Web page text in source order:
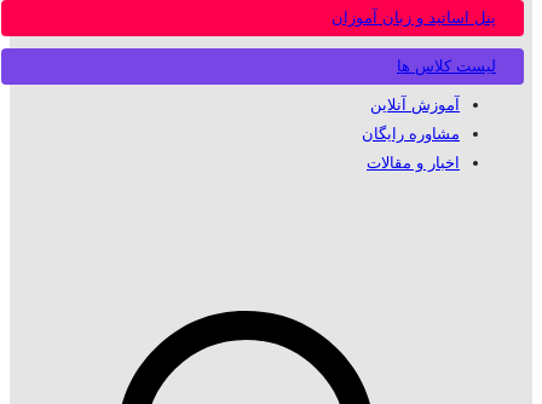
لیست کلاس ها
پنل اساتید و زبان آموزان
آموزش آنلاین
مشاوره رایگان
اخبار و مقالات